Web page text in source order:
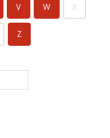
V W X
Z